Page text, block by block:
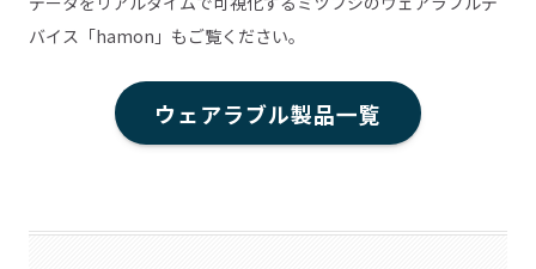
バイス「hamon」もご覧ください。
ウェアラブル製品一覧